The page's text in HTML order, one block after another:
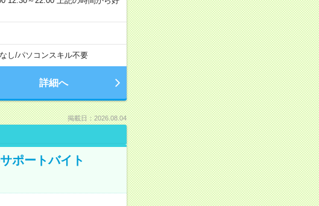
し/パソコンスキル不要
詳細へ
掲載日：2026.08.04
ポートバイト